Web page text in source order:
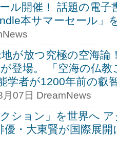
ル開催！ 話題の電子
本サマーセール」
地が放つ究極の空海
登場。 「空海の仏教
学者が1200年前の叡
月07日 DreamNews
ション」を世界へ
・大東賢が国際展開